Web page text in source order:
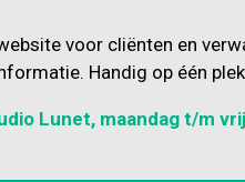
voor cliënten en
Handig op één
Lunet, maandag t/m